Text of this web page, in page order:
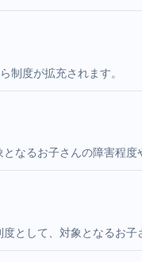
制度が拡充されます。
なるお子さんの障害程度
として、対象となるお子